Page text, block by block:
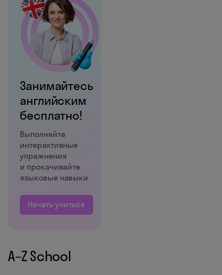
Занимайтесь
английским
бесплатно!
Выполняйте
интерактивные
упражнения
и прокачивайте
языковые навыки
Начать учиться
A–Z School